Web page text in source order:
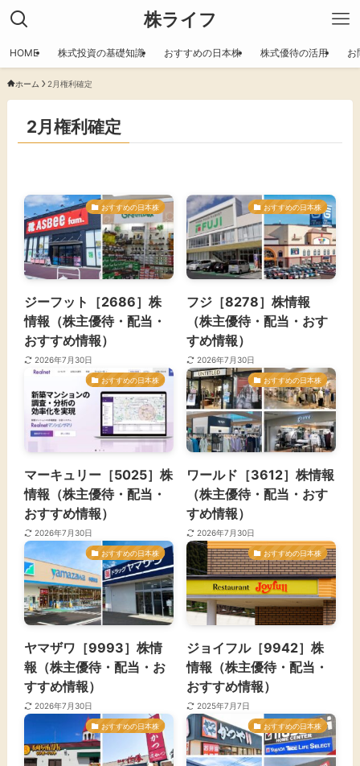
株ライフ
HOME 株式投資の基礎知識 おすすめの日本株 株式優待の活用 お
ホーム 2月権利確定
2月権利確定
おすすめの日本株
ジーフット［2686］株
情報（株主優待・配当・
おすすめ情報）
2026年7月30日
おすすめの日本株
フジ［8278］株情報
（株主優待・配当・おす
すめ情報）
2026年7月30日
おすすめの日本株
マーキュリー［5025］株
情報（株主優待・配当・
おすすめ情報）
2026年7月30日
おすすめの日本株
ワールド［3612］株情報
（株主優待・配当・おす
すめ情報）
2026年7月30日
おすすめの日本株
ヤマザワ［9993］株情
報（株主優待・配当・お
すすめ情報）
2026年7月30日
おすすめの日本株
ジョイフル［9942］株
情報（株主優待・配当・
おすすめ情報）
2025年7月7日
おすすめの日本株 おすすめの日本株